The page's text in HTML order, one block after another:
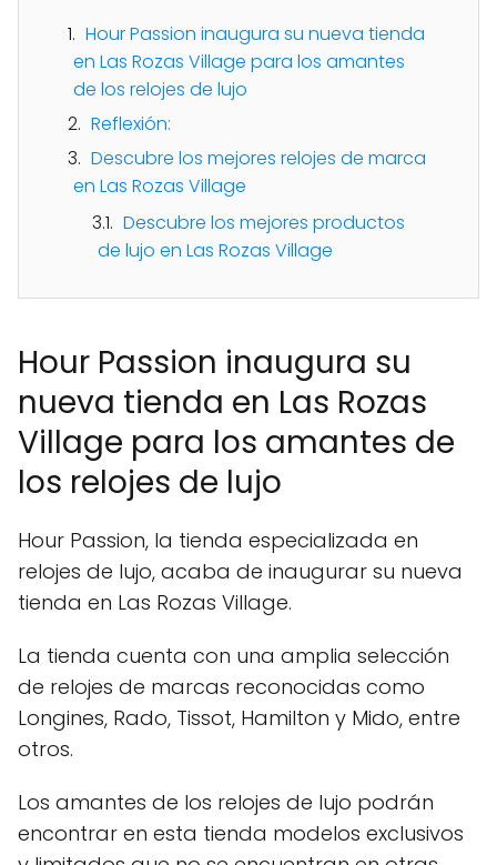
Hour Passion inaugura su nueva tienda
en Las Rozas Village para los amantes
de los relojes de lujo
Reflexión:
Descubre los mejores relojes de marca
en Las Rozas Village
Descubre los mejores productos
de lujo en Las Rozas Village
Hour Passion inaugura su
nueva tienda en Las Rozas
Village para los amantes de
los relojes de lujo
Hour Passion, la tienda especializada en
relojes de lujo, acaba de inaugurar su nueva
tienda en Las Rozas Village.
La tienda cuenta con una amplia selección
de relojes de marcas reconocidas como
Longines, Rado, Tissot, Hamilton y Mido, entre
otros.
Los amantes de los relojes de lujo podrán
encontrar en esta tienda modelos exclusivos